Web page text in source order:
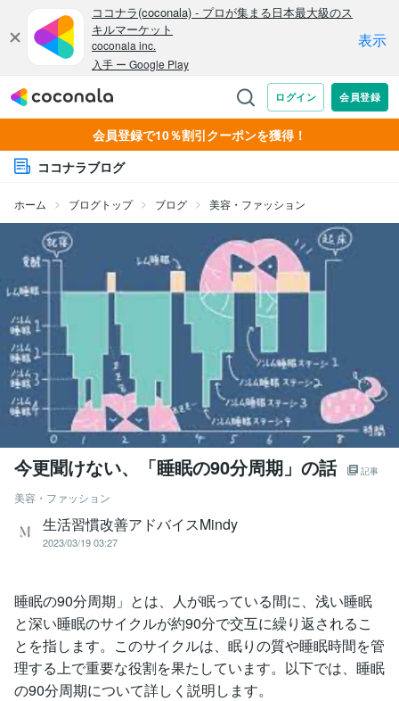
会員登録で10％割引クーポンを獲得！
ココナラブログ
ホーム ブログトップ ブログ 美容・ファッション
今更聞けない、「睡眠の90分周期」の話 記事
美容・ファッション
生活習慣改善アドバイスMindy
2023/03/19 03:27
睡眠の90分周期」とは、人が眠っている間に、浅い睡眠
と深い睡眠のサイクルが約90分で交互に繰り返されるこ
とを指します。このサイクルは、眠りの質や睡眠時間を管
理する上で重要な役割を果たしています。以下では、睡眠
の90分周期について詳しく説明します。